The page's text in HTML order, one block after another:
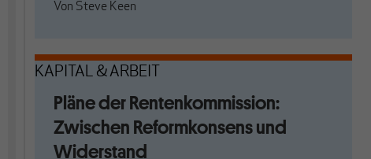
Von Steve Keen
KAPITAL & ARBEIT
Pläne der Rentenkommission:
Zwischen Reformkonsens und
Widerstand